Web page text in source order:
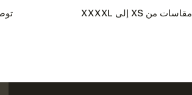
مقاسات من XS إلى XXXXL